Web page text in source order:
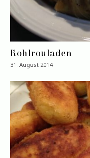
Kohlrouladen
31. August 2014